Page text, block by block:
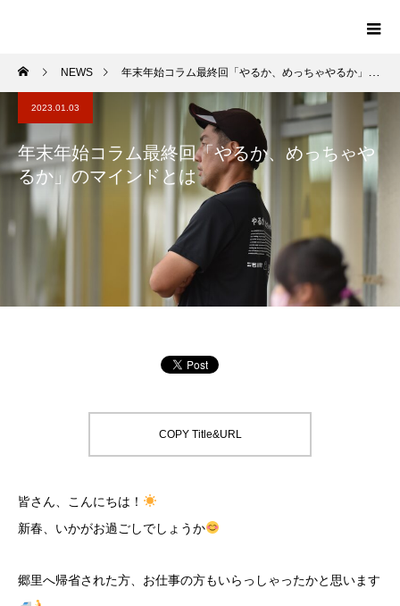
NEWS 年末年始コラム最終回「やるか、めっちゃやるか」のマインドとは
2023.01.03
年末年始コラム最終回「やるか、めっちゃや
るか」のマインドとは
COPY Title&URL
皆さん、こんにちは！
新春、いかがお過ごしでしょうか
郷里へ帰省された方、お仕事の方もいらっしゃったかと思います